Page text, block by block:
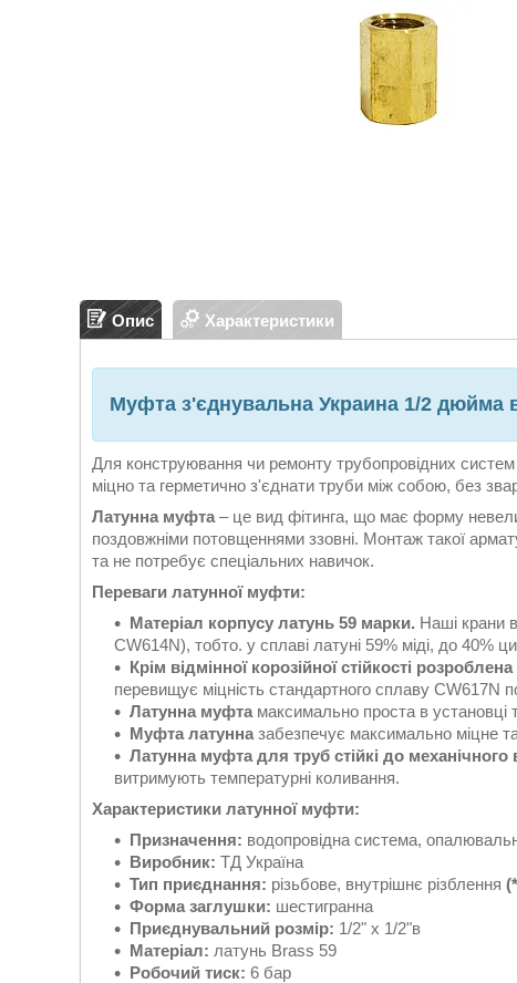
Опис Характеристики
Муфта з'єднувальна Украина 1/2 дюйма
Для конструювання чи ремонту трубопровідних
міцно та герметично з'єднати труби між собою, без
Латунна муфта – це вид фітинга, що має форму
поздовжніми потовщеннями ззовні. Монтаж такої
та не потребує спеціальних навичок.
Переваги латунної муфти:
Матеріал корпусу латунь 59 марки. Наші крани
CW614N), тобто. у сплаві латуні 59% міді, до 40%
Крім відмінної корозійної стійкості
перевищує міцність стандартного сплаву CW617N
Латунна муфта максимально проста в установці
Муфта латунна забезпечує максимально міцне
Латунна муфта для труб стійкі до механічного
витримують температурні коливання.
Характеристики латунної муфти:
Призначення: водопровідна система,
Виробник: ТД Україна
Тип приєднання: різьбове, внутрішнє різблення
Форма заглушки: шестигранна
Приєднувальний розмір: 1/2" х 1/2"в
Матеріал: латунь Brass 59
Робочий тиск: 6 бар